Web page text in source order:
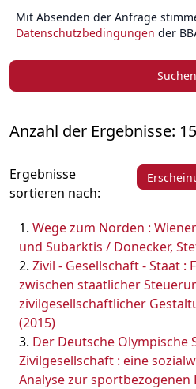
Mit Absenden der Anfrage
Datenschutzbedingungen der
Suchen
Anzahl der Ergebnisse: 15
Ergebnisse
sortieren nach:
Wege zum Norden :
und Subarktis / Donecker,
Zivil - Gesellschaft - Staat :
zwischen staatlicher
zivilgesellschaftlicher
(2015)
Der Deutsche Olympische
Zivilgesellschaft : eine
Analyse zur